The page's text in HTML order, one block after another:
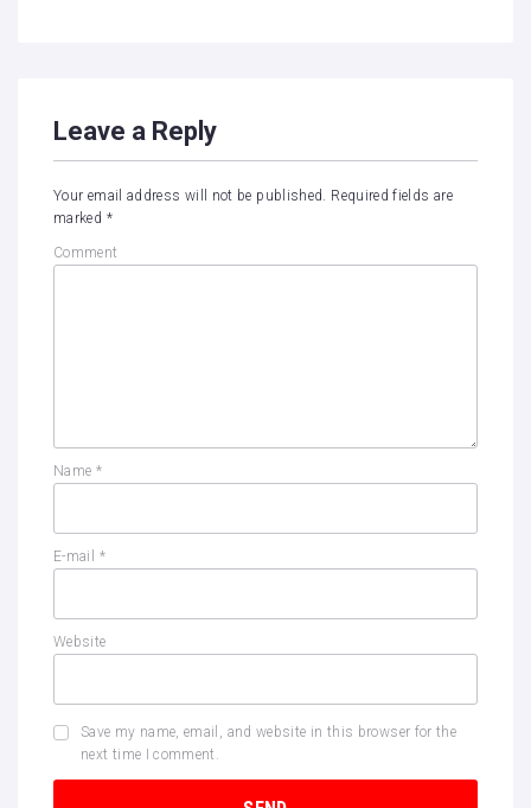
Leave a Reply
Your email address will not be published. Required fields are
marked *
Comment
Name *
E-mail *
Website
Save my name, email, and website in this browser for the
next time I comment.